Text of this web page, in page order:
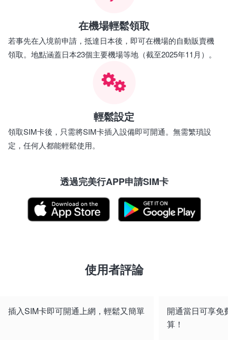
在機場輕鬆領取
若事先在入境前申請，抵達日本後，即可在機場的自動販賣機
領取。地點涵蓋日本23個主要機場等地（截至2025年11月）。
輕鬆設定
領取SIM卡後，只需將SIM卡插入設備即可開通。無需繁瑣設
定，任何人都能輕鬆使用。
透過完美行APP申請SIM卡
使用者評論
插入SIM卡即可開通上網，輕鬆又簡單
開通當日可享免
算！